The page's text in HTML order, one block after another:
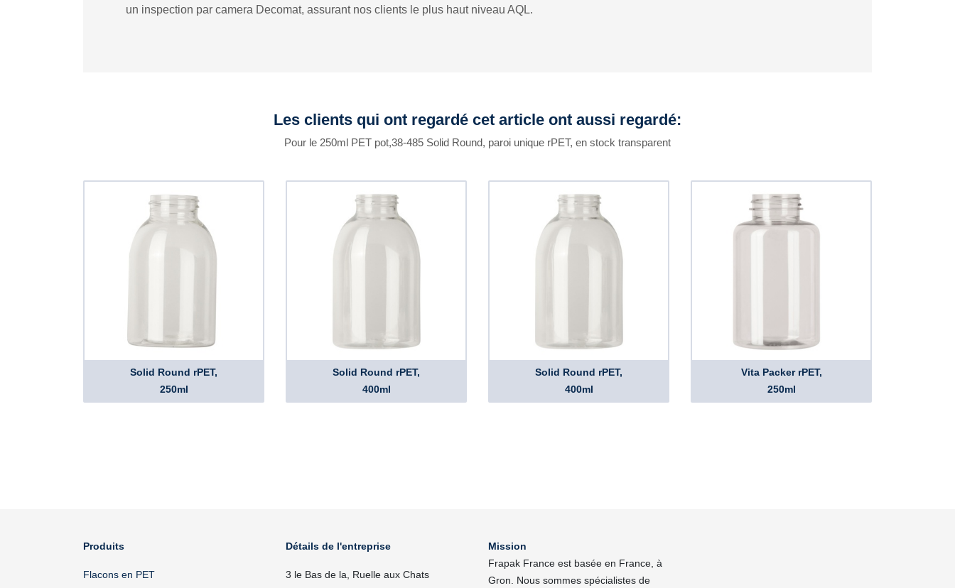
un inspection par camera Decomat, assurant nos clients le plus haut niveau AQL.
Les clients qui ont regardé cet article ont aussi regardé:
Pour le 250ml PET pot,38-485 Solid Round, paroi unique rPET, en stock transparent
Solid Round rPET,
250ml
Solid Round rPET,
400ml
Solid Round rPET,
400ml
Vita Packer rPET,
250ml
Produits
Flacons en PET
Détails de l'entreprise
3 le Bas de la, Ruelle aux Chats
Mission
Frapak France est basée en France, à
Gron. Nous sommes spécialistes de